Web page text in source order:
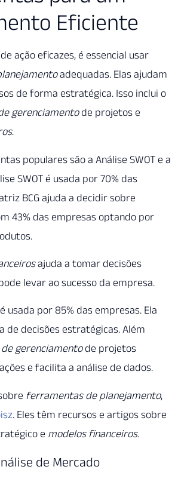
Eficiente
ação eficazes, é essencial usar
adequadas. Elas ajudam
de forma estratégica. Isso inclui o
gerenciamentode projetos e
.
populares são a Análise SWOT e a
SWOT é usada por 70% das
BCG ajuda a decidir sobre
43% das empresas optando por
ajuda a tomar decisões
levar ao sucesso da empresa.
é usada por 85% das empresas. Ela
de decisões estratégicas. Além
gerenciamentode projetos
e facilita a análise de dados.
ferramentas de planejamento,
. Eles têm recursos e artigos sobre
e modelos financeiros.
de Mercado